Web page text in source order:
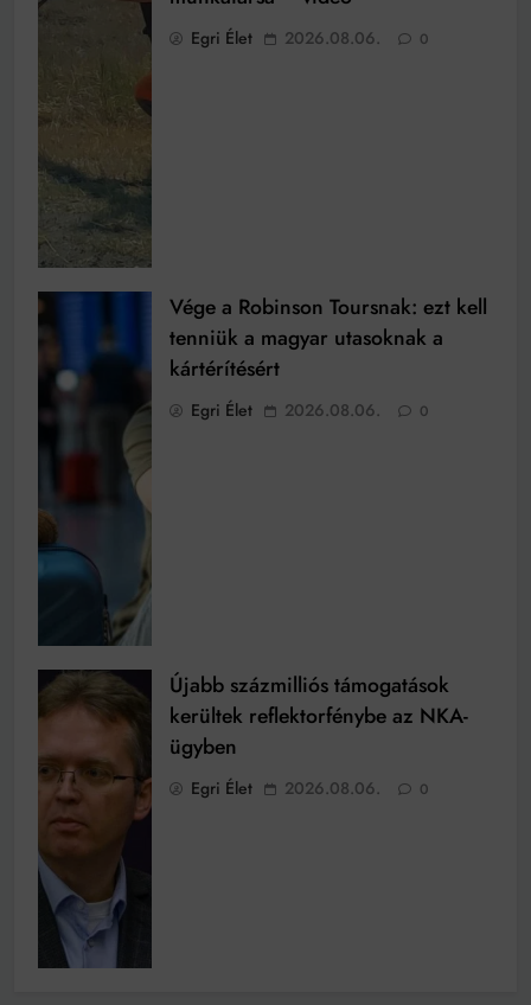
Egri Élet 2026.08.06. 0
Vége a Robinson Toursnak: ezt kell
tenniük a magyar utasoknak a
kártérítésért
Egri Élet 2026.08.06. 0
Újabb százmilliós támogatások
kerültek reflektorfénybe az NKA-
ügyben
Egri Élet 2026.08.06. 0